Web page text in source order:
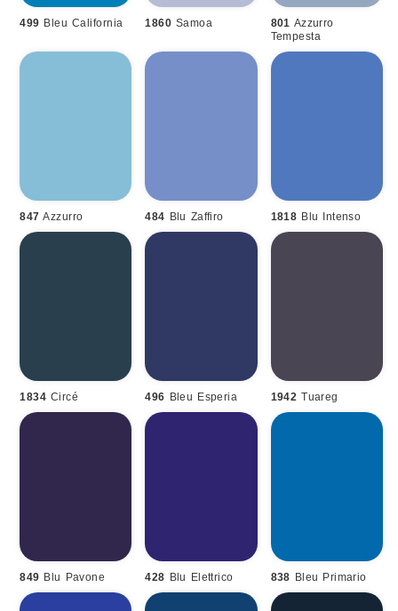
499 Bleu California 1860 Samoa 801 Azzurro
Tempesta
847 Azzurro 484 Blu Zaffiro 1818 Blu Intenso
1834 Circé 496 Bleu Esperia 1942 Tuareg
849 Blu Pavone 428 Blu Elettrico 838 Bleu Primario